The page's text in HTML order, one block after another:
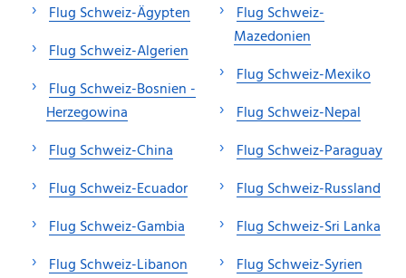
Flug Schweiz-Ägypten
Flug Schweiz-Algerien
Flug Schweiz-Bosnien -
Herzegowina
Flug Schweiz-China
Flug Schweiz-Ecuador
Flug Schweiz-Gambia
Flug Schweiz-Libanon
Flug Schweiz-
Mazedonien
Flug Schweiz-Mexiko
Flug Schweiz-Nepal
Flug Schweiz-Paraguay
Flug Schweiz-Russland
Flug Schweiz-Sri Lanka
Flug Schweiz-Syrien